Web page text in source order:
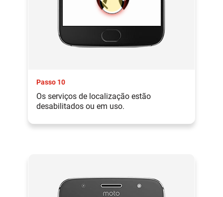
Passo 10
Os serviços de localização estão
desabilitados ou em uso.